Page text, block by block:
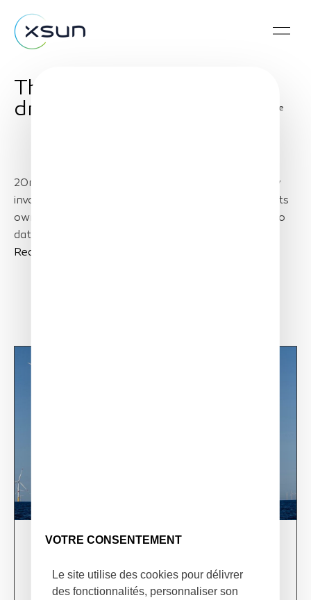
The first independent
drone in 20minutes
Share
20minutes presents the revolutionary technology
involved in our independent drone that can make its
own decisions: an aeronautical system dedicated to
data acquisition and surveillance missions.
Read more
03/06/24
USA
Learn more
VOTRE CONSENTEMENT
Le site utilise des cookies pour délivrer
des fonctionnalités, personnaliser son